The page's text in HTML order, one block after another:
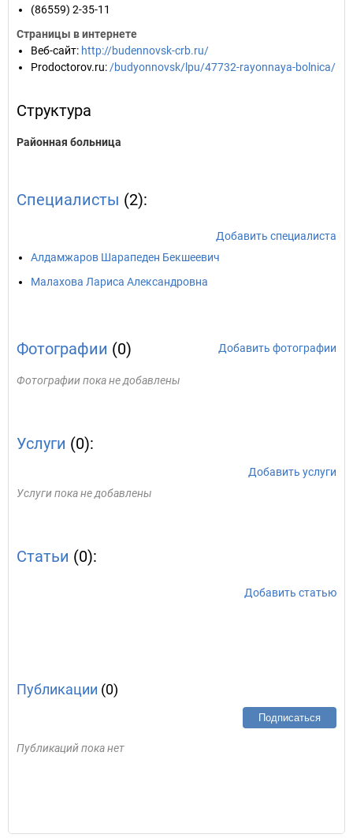
(86559) 2-35-11
Страницы в интернете
Веб-сайт: http://budennovsk-crb.ru/
Prodoctorov.ru: /budyonnovsk/lpu/47732-rayonnaya-bolnica/
Структура
Районная больница
Специалисты (2):
Добавить специалиста
Алдамжаров Шарапеден Бекшеевич
Малахова Лариса Александровна
Фотографии (0) Добавить фотографии
Фотографии пока не добавлены
Услуги (0):
Добавить услуги
Услуги пока не добавлены
Статьи (0):
Добавить статью
Публикации (0)
Подписаться
Публикаций пока нет